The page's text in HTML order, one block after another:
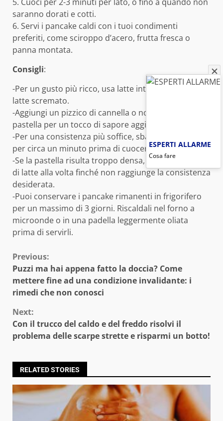
saranno dorati e cotti.
6. Servi i pancake caldi con i tuoi condimenti
preferiti, come sciroppo d’acero, frutta fresca o
panna montata.
Consigli:
-Per un gusto più ricco, usa latte intero invece di
latte scremato.
-Aggiungi un pizzico di cannella o noce moscata alla
pastella per un tocco di sapore aggiuntivo.
-Per una consistenza più soffice, sbatti la pastella
per circa un minuto prima di cuocerla.
-Se la pastella risulta troppo densa, aggiungi un po’
di latte alla volta finché non raggiunge la consistenza
desiderata.
-Puoi conservare i pancake rimanenti in frigorifero
per un massimo di 3 giorni. Riscaldali nel forno a
microonde o in una padella leggermente oliata
prima di servirli.
Continue
Reading
Previous:
Puzzi ma hai appena fatto la doccia? Come
mettere fine ad una condizione invalidante: i
rimedi che non conosci
Next:
Con il trucco del caldo e del freddo risolvi il
problema delle scarpe strette e risparmi un botto!
RELATED STORIES
ESPERTI ALLARME
Cosa fare